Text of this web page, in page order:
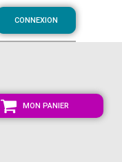
CONNEXION
MON PANIER